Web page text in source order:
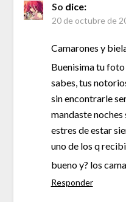
So dice:
20 de octubre de
Camarones y
Buenisima tu
sabes, tus
sin encontrarle
mandaste noches
estres de estar
uno de los q
bueno y? los
Responder